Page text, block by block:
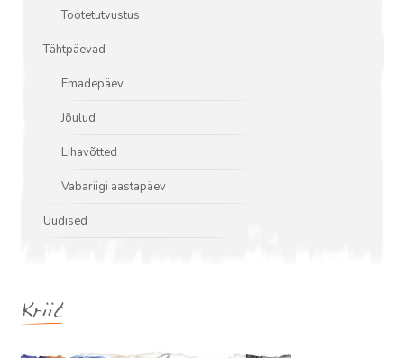
Tootetutvustus
Tähtpäevad
Emadepäev
Jõulud
Lihavõtted
Vabariigi aastapäev
Uudised
Kriit